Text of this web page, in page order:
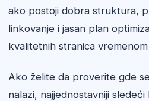
ako postoji dobra struktura,
linkovanje i jasan plan
kvalitetnih stranica
Ako želite da proverite gde
nalazi, najjednostavniji